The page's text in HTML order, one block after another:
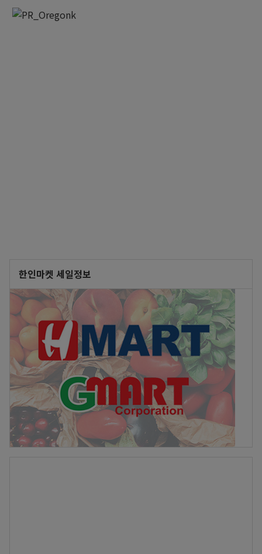
한인마켓 세일정보